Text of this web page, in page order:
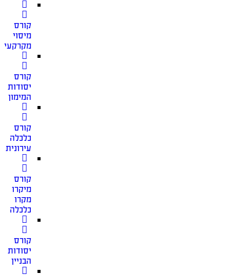
קורס
מיסוי
מקרקעין
קורס
יסודות
המימון
קורס
כלכלה
עירונית
קורס
מיקרו
מקרו
כלכלה
קורס
יסודות
הבניין